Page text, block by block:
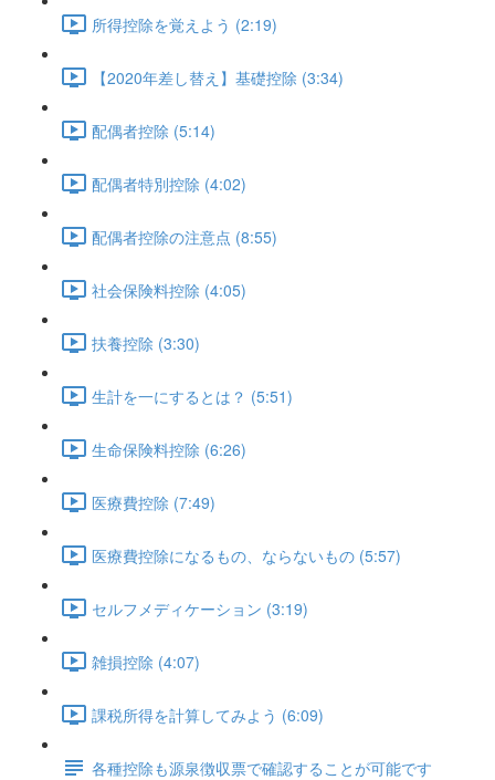
所得控除を覚えよう (2:19)
【2020年差し替え】基礎控除 (3:34)
配偶者控除 (5:14)
配偶者特別控除 (4:02)
配偶者控除の注意点 (8:55)
社会保険料控除 (4:05)
扶養控除 (3:30)
生計を一にするとは？ (5:51)
生命保険料控除 (6:26)
医療費控除 (7:49)
医療費控除になるもの、ならないもの (5:57)
セルフメディケーション (3:19)
雑損控除 (4:07)
課税所得を計算してみよう (6:09)
各種控除も源泉徴収票で確認することが可能です